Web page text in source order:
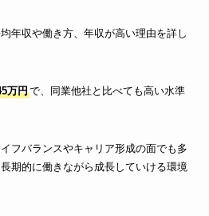
年収や働き方、年収が高い理由を詳し
万円で、同業他社と比べても高い水準
フバランスやキャリア形成の面でも多
期的に働きながら成長していける環境